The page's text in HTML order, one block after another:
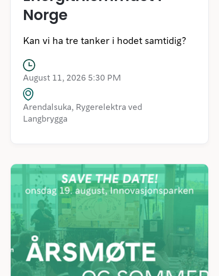
Norge
Kan vi ha tre tanker i hodet samtidig?
August 11, 2026 5:30 PM
Arendalsuka, Rygerelektra ved
Langbrygga